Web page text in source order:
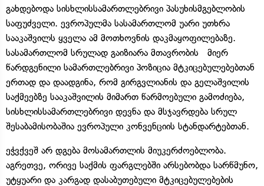
გახდებოდა სისხლისსამართლებრივი პასუხისმგებლობის
საფუძველი. ევროპულმა სასამართლომ უარი უთხრა
სააკაშვილს ყველა ამ მოთხოვნის დაკმაყოფილებაზე.
სასამართლომ სრულად გაიზიარა მთავრობის მიერ
წარდგენილი სამართლებრივი პოზიცია მტკიცებულებებთან
ერთად და დაადგინა, რომ გირგვლიანის და გელაშვილის
საქმეებზე სააკაშვილის მიმართ წარმოებული გამოძიება,
სისხლისსამართლებრივი დევნა და მსჯავრდება სრულ
შესაბამისობაშია ევროპული კონვენციის სტანდარტებთან.
ეჭვქვეშ არ დგება მოსამართლის მიუკერძოებლობა.
აგრეთვე, ორივე საქმის ფარგლებში არსებობდა სარწმუნო,
უტყუარი და კარგად დასაბუთებული მტკიცებულებების